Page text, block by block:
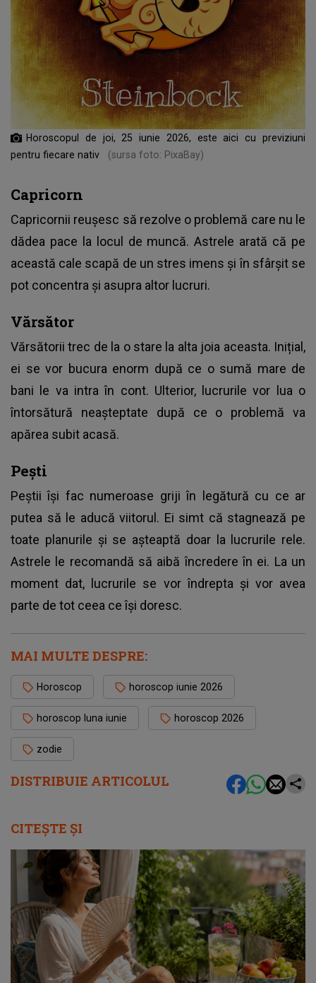
DISTRIBUIE ARTICOLUL
Horoscopul de joi, 25 iunie 2026, este aici cu previziuni
pentru fiecare nativ
(sursa foto: PixaBay)
Capricorn
Capricornii reușesc să rezolve o problemă care nu le
dădea pace la locul de muncă. Astrele arată că pe
această cale scapă de un stres imens și în sfârșit se
pot concentra și asupra altor lucruri.
Vărsător
Vărsătorii trec de la o stare la alta joia aceasta. Inițial,
ei se vor bucura enorm după ce o sumă mare de
bani le va intra în cont. Ulterior, lucrurile vor lua o
întorsătură neașteptate după ce o problemă va
apărea subit acasă.
Pești
Peștii își fac numeroase griji în legătură cu ce ar
putea să le aducă viitorul. Ei simt că stagnează pe
toate planurile și se așteaptă doar la lucrurile rele.
Astrele le recomandă să aibă încredere în ei. La un
moment dat, lucrurile se vor îndrepta și vor avea
parte de tot ceea ce își doresc.
MAI MULTE DESPRE:
Horoscop horoscop iunie 2026
horoscop luna iunie horoscop 2026
zodie
CITEȘTE ȘI